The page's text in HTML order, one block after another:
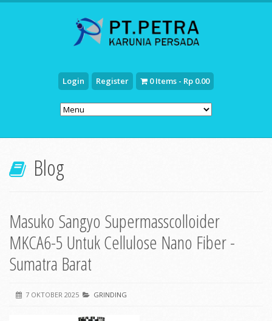
Login Register 0 Items - Rp 0.00
Blog
Masuko Sangyo Supermasscolloider
MKCA6-5 Untuk Cellulose Nano Fiber -
Sumatra Barat
7 OKTOBER 2025 GRINDING